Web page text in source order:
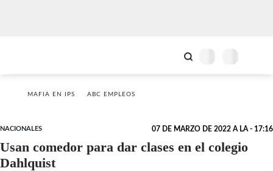
MAFIA EN IPS ABC EMPLEOS
NACIONALES 07 DE MARZO DE 2022 A LA - 17:16
Usan comedor para dar clases en el colegio
Dahlquist